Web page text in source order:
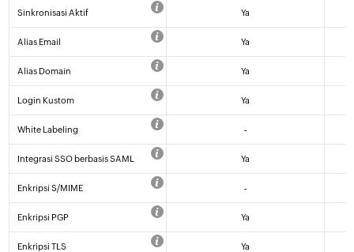
Sinkronisasi Aktif Ya
Alias Email Ya
Alias Domain Ya
Login Kustom Ya
White Labeling -
Integrasi SSO berbasis SAML Ya
Enkripsi S/MIME -
Enkripsi PGP Ya
Enkripsi TLS Ya